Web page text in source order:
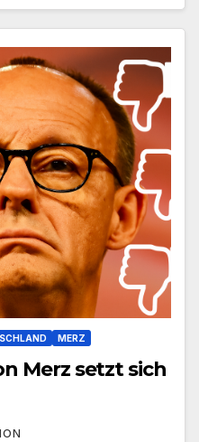
MERZ
Merz setzt sich